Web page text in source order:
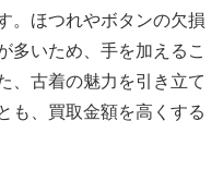
。ほつれやボタンの欠損
多いため、手を加えるこ
、古着の魅力を引き立て
も、買取金額を高くする